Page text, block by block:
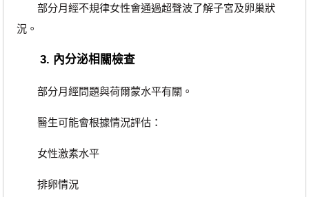
部分月經不規律女性會通過超聲波了解子宮及卵巢狀
況。
3. 內分泌相關檢查
部分月經問題與荷爾蒙水平有關。
醫生可能會根據情況評估：
女性激素水平
排卵情況